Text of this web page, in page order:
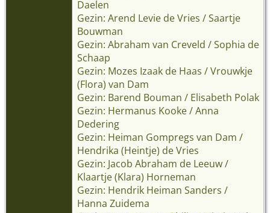
Daelen
Gezin: Arend Levie de Vries / Saartje
Bouwman
Gezin: Abraham van Creveld / Sophia de
Schaap
Gezin: Mozes Izaak de Haas / Vrouwkje
(Flora) van Dam
Gezin: Barend Bouman / Elisabeth Polak
Gezin: Hermanus Kooke / Anna
Dedering
Gezin: Heiman Gompregs van Dam /
Hendrika (Heintje) de Vries
Gezin: Jacob Abraham de Leeuw /
Klaartje (Klara) Horneman
Gezin: Hendrik Heiman Sanders /
Hanna Zuidema